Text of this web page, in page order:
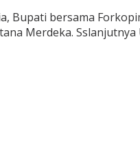
Bupati bersama
Merdeka.